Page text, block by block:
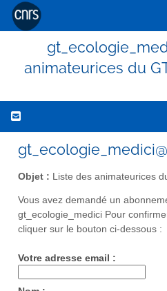
animateurices du
Objet : Liste des animateurices
Vous avez demandé un
gt_ecologie_medici Pour
cliquer sur le bouton ci-dessous :
Votre adresse email :